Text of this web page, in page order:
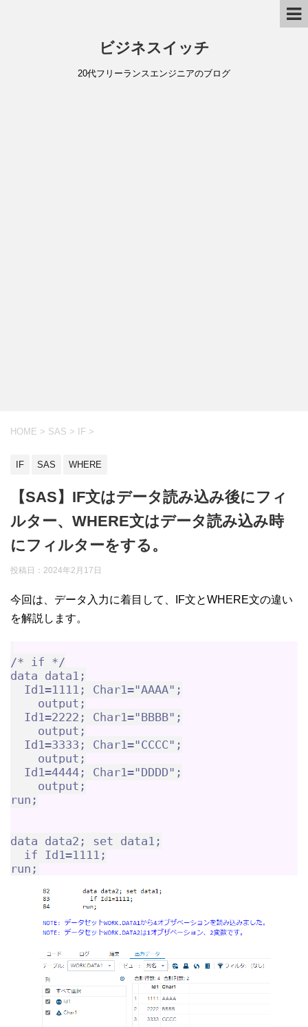
ビジネスイッチ
20代フリーランスエンジニアのブログ
HOME > SAS > IF >
IF SAS WHERE
【SAS】IF文はデータ読み込み後にフィ
ルター、WHERE文はデータ読み込み時
にフィルターをする。
投稿日： 2024年2月17日
今回は、データ入力に着目して、IF文とWHERE文の違い
を解説します。
/* if */
data data1;
  Id1=1111; Char1="AAAA";
    output;
  Id1=2222; Char1="BBBB";
    output;
  Id1=3333; Char1="CCCC";
    output;
  Id1=4444; Char1="DDDD";
    output;
run;
data data2; set data1;
  if Id1=1111;